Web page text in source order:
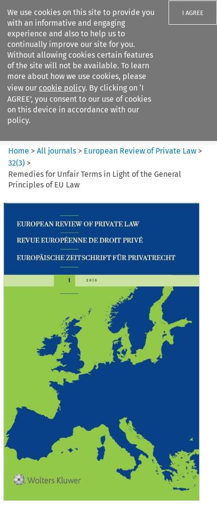
We use cookies on this site to provide you
with an informative and engaging
experience and also to help us to
continually improve our site for you.
Without allowing cookies certain features
of the site will not be available. To learn
more about how we use cookies, please
view our cookie policy. By clicking on ‘I
AGREE’, you consent to our use of cookies
on this device in accordance with our
policy.
I AGREE
Search filters
European Review of Private
Law
Home >All journals > European Review of Private Law >
32(3) >
Remedies for Unfair Terms in Light of the General
Principles of EU Law